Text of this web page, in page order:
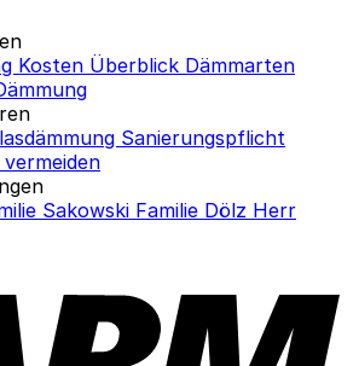
Kosten Überblick Dämmarten
Sanierungspflicht
Sakowski Familie Dölz Herr